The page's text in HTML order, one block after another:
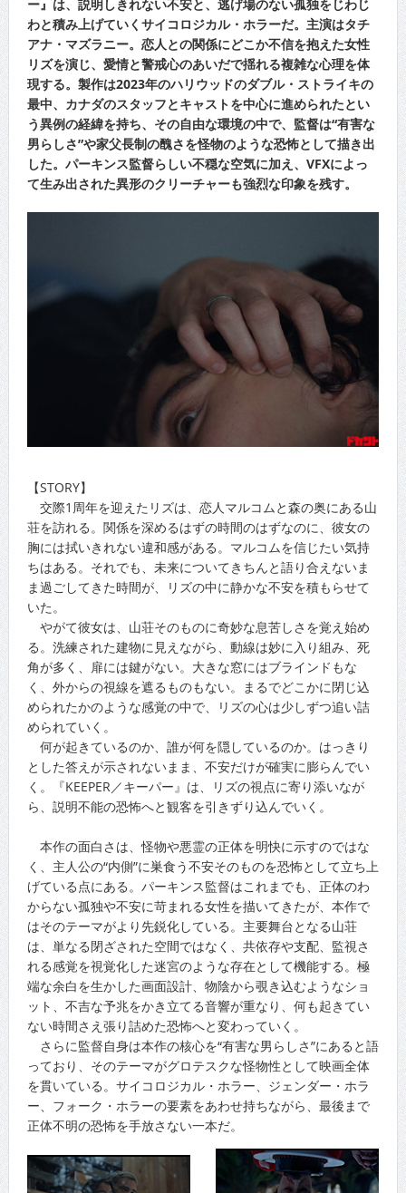
ー』は、説明しきれない不安と、逃げ場のない孤独をじわじ
わと積み上げていくサイコロジカル・ホラーだ。主演はタチ
アナ・マズラニー。恋人との関係にどこか不信を抱えた女性
リズを演じ、愛情と警戒心のあいだで揺れる複雑な心理を体
現する。製作は2023年のハリウッドのダブル・ストライキの
最中、カナダのスタッフとキャストを中心に進められたとい
う異例の経緯を持ち、その自由な環境の中で、監督は“有害な
男らしさ”や家父長制の醜さを怪物のような恐怖として描き出
した。パーキンス監督らしい不穏な空気に加え、VFXによっ
て生み出された異形のクリーチャーも強烈な印象を残す。
【STORY】
交際1周年を迎えたリズは、恋人マルコムと森の奥にある山
荘を訪れる。関係を深めるはずの時間のはずなのに、彼女の
胸には拭いきれない違和感がある。マルコムを信じたい気持
ちはある。それでも、未来についてきちんと語り合えないま
ま過ごしてきた時間が、リズの中に静かな不安を積もらせて
いた。
やがて彼女は、山荘そのものに奇妙な息苦しさを覚え始め
る。洗練された建物に見えながら、動線は妙に入り組み、死
角が多く、扉には鍵がない。大きな窓にはブラインドもな
く、外からの視線を遮るものもない。まるでどこかに閉じ込
められたかのような感覚の中で、リズの心は少しずつ追い詰
められていく。
何が起きているのか、誰が何を隠しているのか。はっきり
とした答えが示されないまま、不安だけが確実に膨らんでい
く。『KEEPER／キーパー』は、リズの視点に寄り添いなが
ら、説明不能の恐怖へと観客を引きずり込んでいく。
本作の面白さは、怪物や悪霊の正体を明快に示すのではな
く、主人公の“内側”に巣食う不安そのものを恐怖として立ち上
げている点にある。パーキンス監督はこれまでも、正体のわ
からない孤独や不安に苛まれる女性を描いてきたが、本作で
はそのテーマがより先鋭化している。主要舞台となる山荘
は、単なる閉ざされた空間ではなく、共依存や支配、監視さ
れる感覚を視覚化した迷宮のような存在として機能する。極
端な余白を生かした画面設計、物陰から覗き込むようなショ
ット、不吉な予兆をかき立てる音響が重なり、何も起きてい
ない時間さえ張り詰めた恐怖へと変わっていく。
さらに監督自身は本作の核心を“有害な男らしさ”にあると語
っており、そのテーマがグロテスクな怪物性として映画全体
を貫いている。サイコロジカル・ホラー、ジェンダー・ホラ
ー、フォーク・ホラーの要素をあわせ持ちながら、最後まで
正体不明の恐怖を手放さない一本だ。